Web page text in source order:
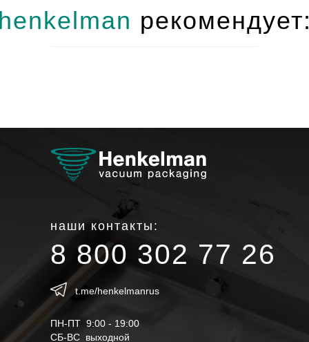
наши контакты:
8 800 302 77 26
ПН-ПТ 9:00 - 19:00
СБ-ВС выходной
t.me/henkelmanrus